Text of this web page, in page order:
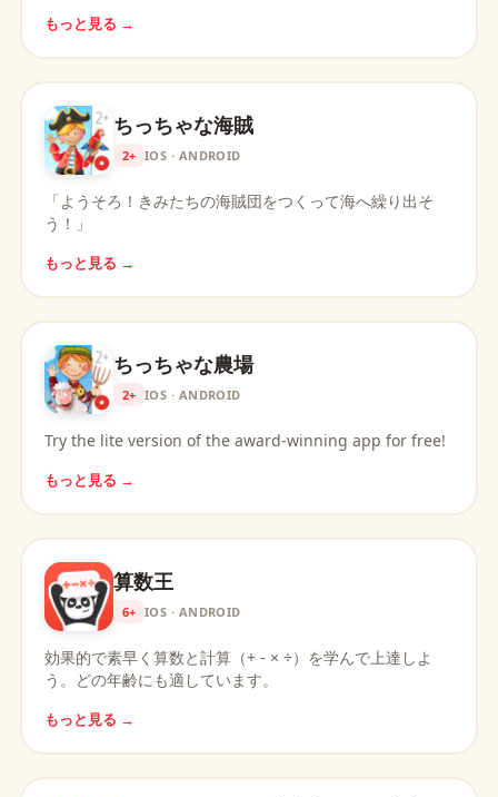
もっと見る →
ちっちゃな海賊
2+ IOS · ANDROID
「ようそろ！きみたちの海賊団をつくって海へ繰り出そ
う！」
もっと見る →
ちっちゃな農場
2+ IOS · ANDROID
Try the lite version of the award-winning app for free!
もっと見る →
算数王
6+ IOS · ANDROID
効果的で素早く算数と計算（+ - × ÷）を学んで上達しよ
う。どの年齢にも適しています。
もっと見る →